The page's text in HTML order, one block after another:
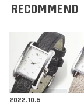
RECOMMEND
2022.10.5